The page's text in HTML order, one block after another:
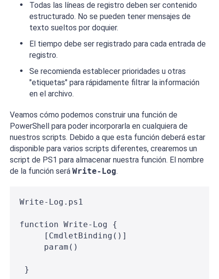
Todas las líneas de registro deben ser contenido
estructurado. No se pueden tener mensajes de
texto sueltos por doquier.
El tiempo debe ser registrado para cada entrada de
registro.
Se recomienda establecer prioridades u otras
"etiquetas" para rápidamente filtrar la información
en el archivo.
Veamos cómo podemos construir una función de
PowerShell para poder incorporarla en cualquiera de
nuestros scripts. Debido a que esta función deberá estar
disponible para varios scripts diferentes, crearemos un
script de PS1 para almacenar nuestra función. El nombre
de la función será Write-Log.
Write-Log.ps1
function Write-Log {
[CmdletBinding()]
param()
}